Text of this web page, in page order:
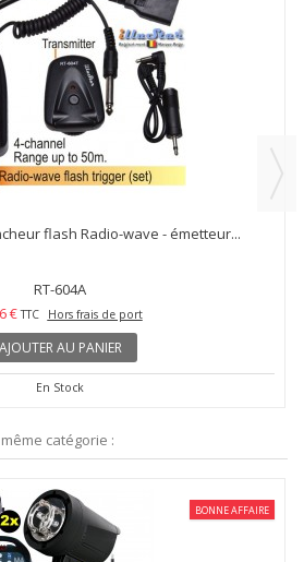
flash Radio-wave - émetteur...
RT-604A
€ TTC Hors frais de port
AJOUTER AU PANIER
En Stock
catégorie :
BONNE AFFAIRE